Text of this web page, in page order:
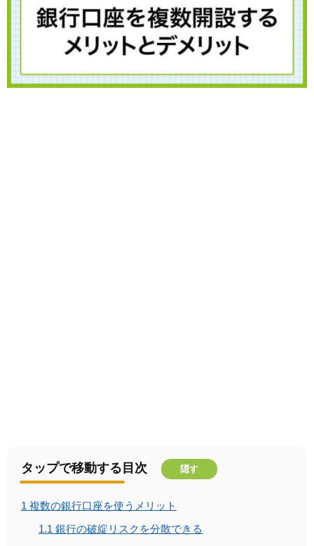
タップで移動する目次 隠す
1 複数の銀行口座を使うメリット
1.1 銀行の破綻リスクを分散できる